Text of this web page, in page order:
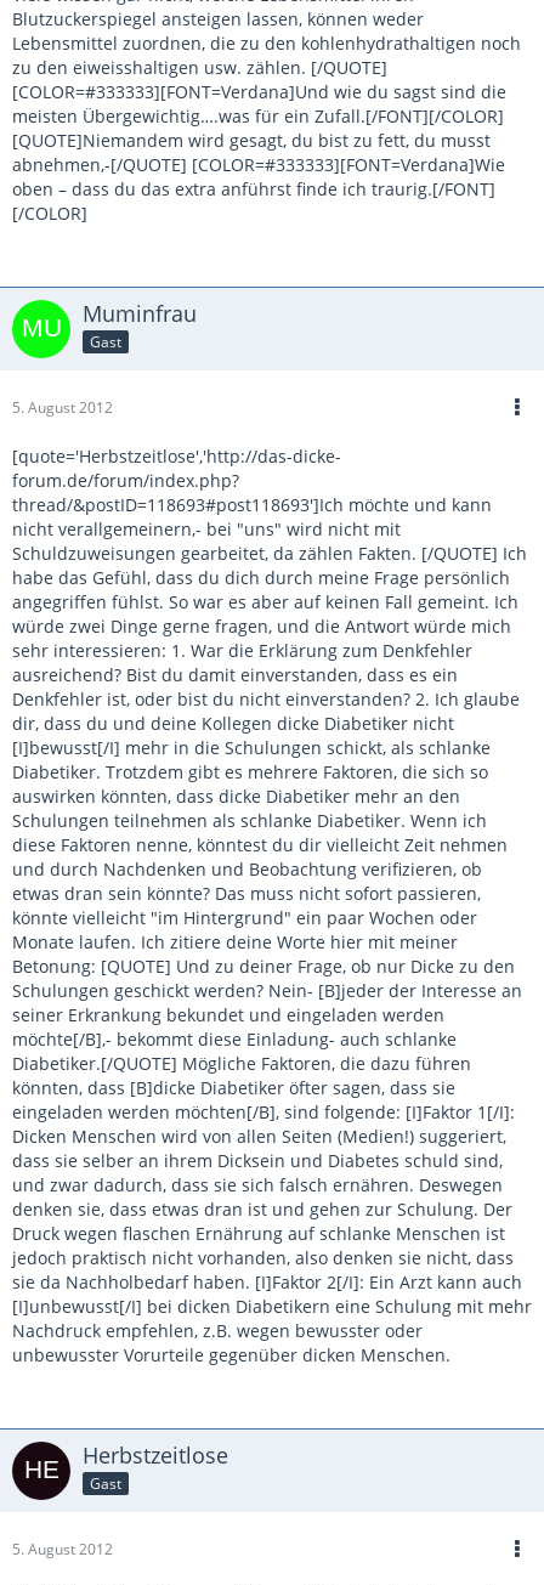
Blutzuckerspiegel ansteigen lassen, können weder
Lebensmittel zuordnen, die zu den kohlenhydrathaltigen noch
zu den eiweisshaltigen usw. zählen. [/QUOTE]
[COLOR=#333333][FONT=Verdana]Und wie du sagst sind die
meisten Übergewichtig….was für ein Zufall.[/FONT][/COLOR]
[QUOTE]Niemandem wird gesagt, du bist zu fett, du musst
abnehmen,-[/QUOTE] [COLOR=#333333][FONT=Verdana]Wie
oben – dass du das extra anführst finde ich traurig.[/FONT]
[/COLOR]
Muminfrau
Gast
5. August 2012
[quote='Herbstzeitlose','http://das-dicke-
forum.de/forum/index.php?
thread/&postID=118693#post118693']Ich möchte und kann
nicht verallgemeinern,- bei "uns" wird nicht mit
Schuldzuweisungen gearbeitet, da zählen Fakten. [/QUOTE] Ich
habe das Gefühl, dass du dich durch meine Frage persönlich
angegriffen fühlst. So war es aber auf keinen Fall gemeint. Ich
würde zwei Dinge gerne fragen, und die Antwort würde mich
sehr interessieren: 1. War die Erklärung zum Denkfehler
ausreichend? Bist du damit einverstanden, dass es ein
Denkfehler ist, oder bist du nicht einverstanden? 2. Ich glaube
dir, dass du und deine Kollegen dicke Diabetiker nicht
[I]bewusst[/I] mehr in die Schulungen schickt, als schlanke
Diabetiker. Trotzdem gibt es mehrere Faktoren, die sich so
auswirken könnten, dass dicke Diabetiker mehr an den
Schulungen teilnehmen als schlanke Diabetiker. Wenn ich
diese Faktoren nenne, könntest du dir vielleicht Zeit nehmen
und durch Nachdenken und Beobachtung verifizieren, ob
etwas dran sein könnte? Das muss nicht sofort passieren,
könnte vielleicht "im Hintergrund" ein paar Wochen oder
Monate laufen. Ich zitiere deine Worte hier mit meiner
Betonung: [QUOTE] Und zu deiner Frage, ob nur Dicke zu den
Schulungen geschickt werden? Nein- [B]jeder der Interesse an
seiner Erkrankung bekundet und eingeladen werden
möchte[/B],- bekommt diese Einladung- auch schlanke
Diabetiker.[/QUOTE] Mögliche Faktoren, die dazu führen
könnten, dass [B]dicke Diabetiker öfter sagen, dass sie
eingeladen werden möchten[/B], sind folgende: [I]Faktor 1[/I]:
Dicken Menschen wird von allen Seiten (Medien!) suggeriert,
dass sie selber an ihrem Dicksein und Diabetes schuld sind,
und zwar dadurch, dass sie sich falsch ernähren. Deswegen
denken sie, dass etwas dran ist und gehen zur Schulung. Der
Druck wegen flaschen Ernährung auf schlanke Menschen ist
jedoch praktisch nicht vorhanden, also denken sie nicht, dass
sie da Nachholbedarf haben. [I]Faktor 2[/I]: Ein Arzt kann auch
[I]unbewusst[/I] bei dicken Diabetikern eine Schulung mit mehr
Nachdruck empfehlen, z.B. wegen bewusster oder
unbewusster Vorurteile gegenüber dicken Menschen.
Herbstzeitlose
Gast
5. August 2012